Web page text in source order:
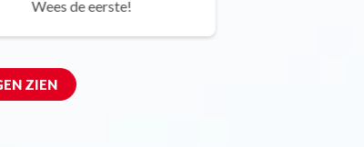
Wees de eerste!
ZIEN